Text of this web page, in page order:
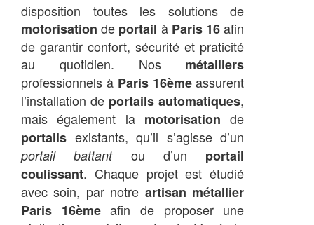
disposition toutes les solutions de
motorisation de portail à Paris 16afin
de garantir confort, sécurité et praticité
au quotidien. Nos métalliers
professionnels à Paris 16èmeassurent
l’installation de portails automatiques,
mais également la motorisation de
portails existants, qu’il s’agisse d’un
portail battantou d’un portail
coulissant. Chaque projet est étudié
avec soin, par notre artisan métallier
Paris 16èmeafin de proposer une